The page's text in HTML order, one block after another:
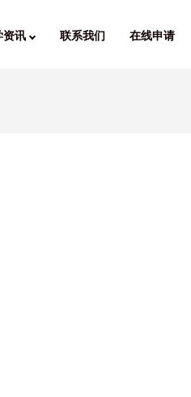
资讯 联系我们 在线申请